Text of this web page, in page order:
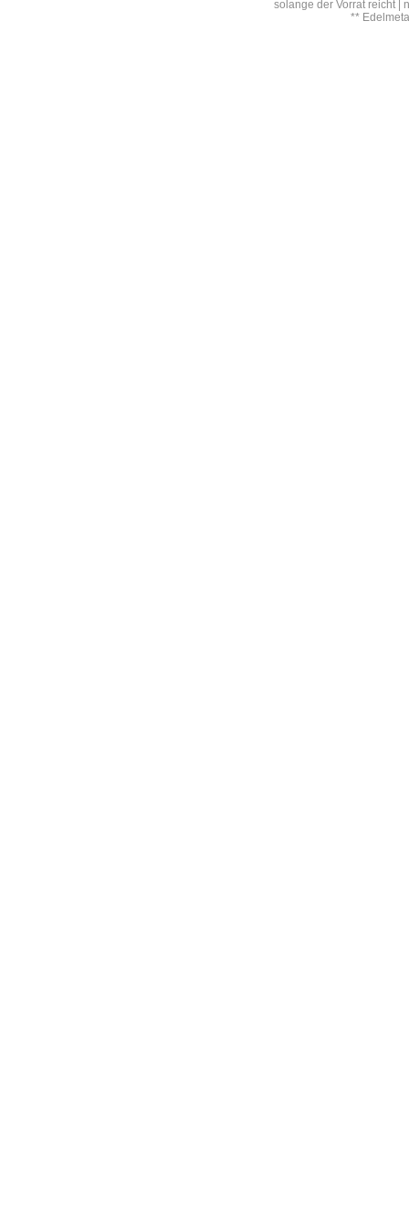
solange der Vorrat reicht |
**